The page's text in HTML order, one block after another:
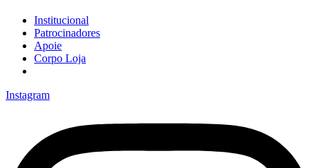
Institucional
Patrocinadores
Apoie
Corpo Loja
Instagram